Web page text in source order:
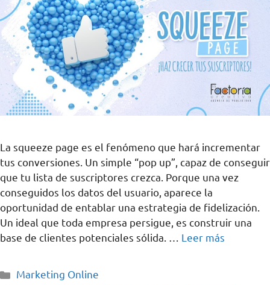
La squeeze page es el fenómeno que hará incrementar
tus conversiones. Un simple “pop up”, capaz de conseguir
que tu lista de suscriptores crezca. Porque una vez
conseguidos los datos del usuario, aparece la
oportunidad de entablar una estrategia de fidelización.
Un ideal que toda empresa persigue, es construir una
base de clientes potenciales sólida. … Leer más
Marketing Online